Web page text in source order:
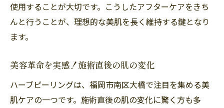
使用することが大切です。こうしたアフターケアをきち
んと行うことが、理想的な美肌を長く維持する鍵となり
ます。
美容革命を実感！施術直後の肌の変化
ハーブピーリングは、福岡市南区大橋で注目を集める美
肌ケアの一つです。施術直後の肌の変化に驚く方も多